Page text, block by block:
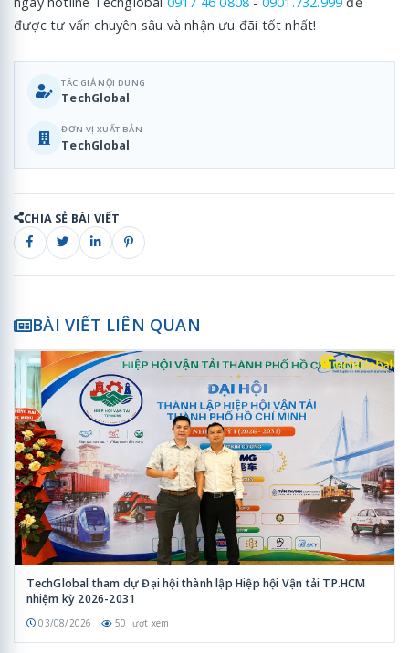
được tư vấn chuyên sâu và nhận ưu đãi tốt nhất!
TÁC GIẢ NỘI DUNG
TechGlobal
ĐƠN VỊ XUẤT BẢN
TechGlobal
CHIA SẺ BÀI VIẾT
BÀI VIẾT LIÊN QUAN
TechGlobal tham dự Đại hội thành lập Hiệp hội Vận tải TP.HCM
nhiệm kỳ 2026-2031
03/08/2026 50 lượt xem